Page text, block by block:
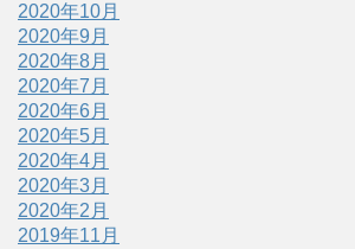
2020年10月
2020年9月
2020年8月
2020年7月
2020年6月
2020年5月
2020年4月
2020年3月
2020年2月
2019年11月